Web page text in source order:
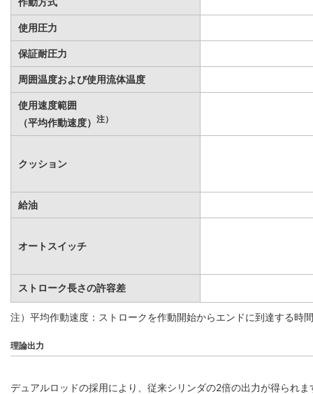
使用圧力
保証耐圧力
周囲温度および使用流体温度
使用速度範囲
（平均作動速度） 注）
クッション
給油
オートスイッチ
ストローク長さの許容差
注）平均作動速度：ストロークを作動開始からエンドに到達する時
理論出力
デュアルロッドの採用により、従来シリンダの2倍の出力が得られま